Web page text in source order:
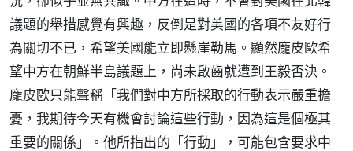
議題的舉措感覺有興趣，反倒是對美國的各項不友好行
為關切不已，希望美國能立即懸崖勒馬。顯然龐皮歐希
望中方在朝鮮半島議題上，尚未啟齒就遭到王毅否決。
龐皮歐只能聲稱「我們對中方所採取的行動表示嚴重擔
憂，我期待今天有機會討論這些行動，因為這是個極其
重要的關係」。他所指出的「行動」，可能包含要求中